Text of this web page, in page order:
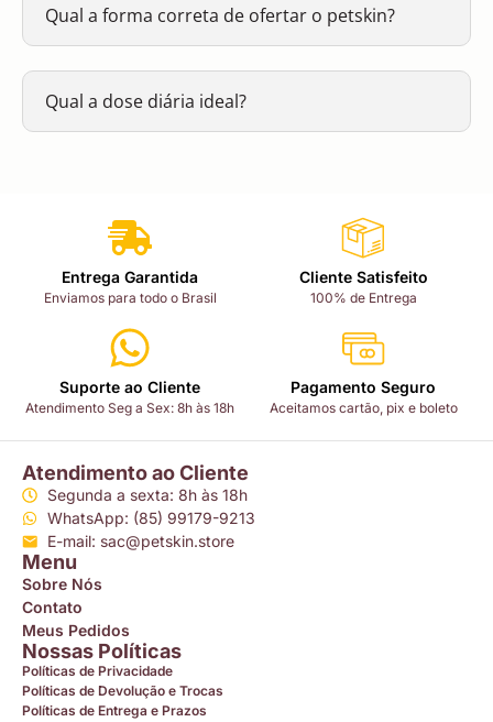
Qual a forma correta de ofertar o petskin?
Qual a dose diária ideal?
Entrega Garantida
Enviamos para todo o Brasil
Cliente Satisfeito
100% de Entrega
Suporte ao Cliente
Atendimento Seg a Sex: 8h às 18h
Pagamento Seguro
Aceitamos cartão, pix e boleto
Atendimento ao Cliente
Segunda a sexta: 8h às 18h
WhatsApp: (85) 99179-9213
E-mail: sac@petskin.store
Menu
Sobre Nós
Contato
Meus Pedidos
Nossas Políticas
Políticas de Privacidade
Políticas de Devolução e Trocas
Políticas de Entrega e Prazos